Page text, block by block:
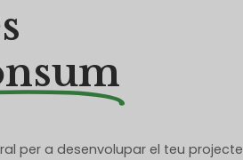
per a desenvolupar el teu projecte